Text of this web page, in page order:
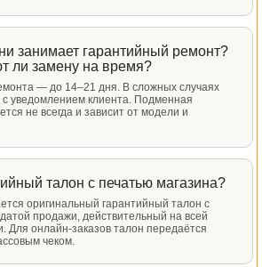
занимает гарантийный ремонт?
ли замену на время?
— до 14–21 дня. В сложных случаях
уведомлением клиента. Подменная
не всегда и зависит от модели и
талон с печатью магазина?
оригинальный гарантийный талон с
продажи, действительный на всей
Для онлайн-заказов талон передаётся
чеком.